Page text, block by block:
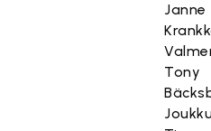
Janne
Tony